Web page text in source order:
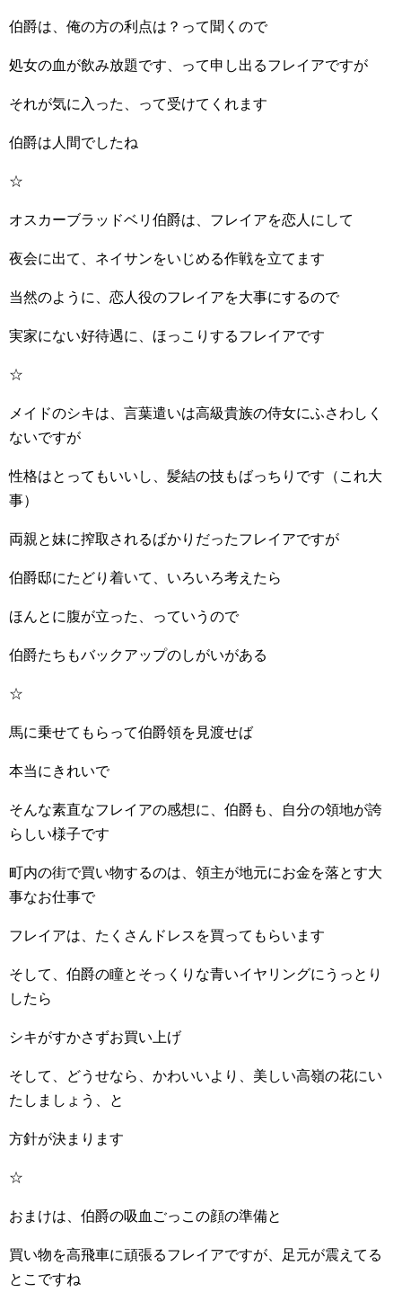
伯爵は、俺の方の利点は？って聞くので
処女の血が飲み放題です、って申し出るフレイアですが
それが気に入った、って受けてくれます
伯爵は人間でしたね
☆
オスカーブラッドベリ伯爵は、フレイアを恋人にして
夜会に出て、ネイサンをいじめる作戦を立てます
当然のように、恋人役のフレイアを大事にするので
実家にない好待遇に、ほっこりするフレイアです
☆
メイドのシキは、言葉遣いは高級貴族の侍女にふさわしく
ないですが
性格はとってもいいし、髪結の技もばっちりです（これ大
事）
両親と妹に搾取されるばかりだったフレイアですが
伯爵邸にたどり着いて、いろいろ考えたら
ほんとに腹が立った、っていうので
伯爵たちもバックアップのしがいがある
☆
馬に乗せてもらって伯爵領を見渡せば
本当にきれいで
そんな素直なフレイアの感想に、伯爵も、自分の領地が誇
らしい様子です
町内の街で買い物するのは、領主が地元にお金を落とす大
事なお仕事で
フレイアは、たくさんドレスを買ってもらいます
そして、伯爵の瞳とそっくりな青いイヤリングにうっとり
したら
シキがすかさずお買い上げ
そして、どうせなら、かわいいより、美しい高嶺の花にい
たしましょう、と
方針が決まります
☆
おまけは、伯爵の吸血ごっこの顔の準備と
買い物を高飛車に頑張るフレイアですが、足元が震えてる
とこですね